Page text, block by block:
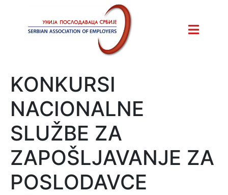
KONKURSI
NACIONALNE
SLUŽBE ZA
ZAPOŠLJAVANJE ZA
POSLODAVCE